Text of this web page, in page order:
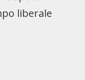
liberale